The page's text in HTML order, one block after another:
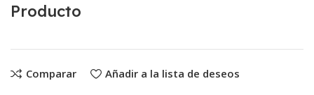
Producto
Comparar Añadir a la lista de deseos